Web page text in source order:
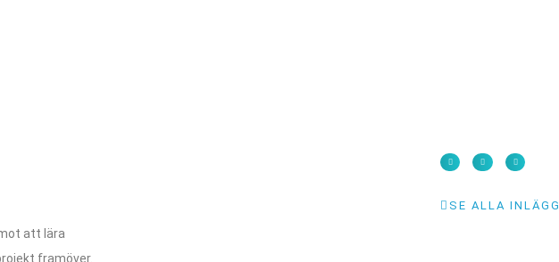
att lära
framöver.
SE ALLA INLÄGG